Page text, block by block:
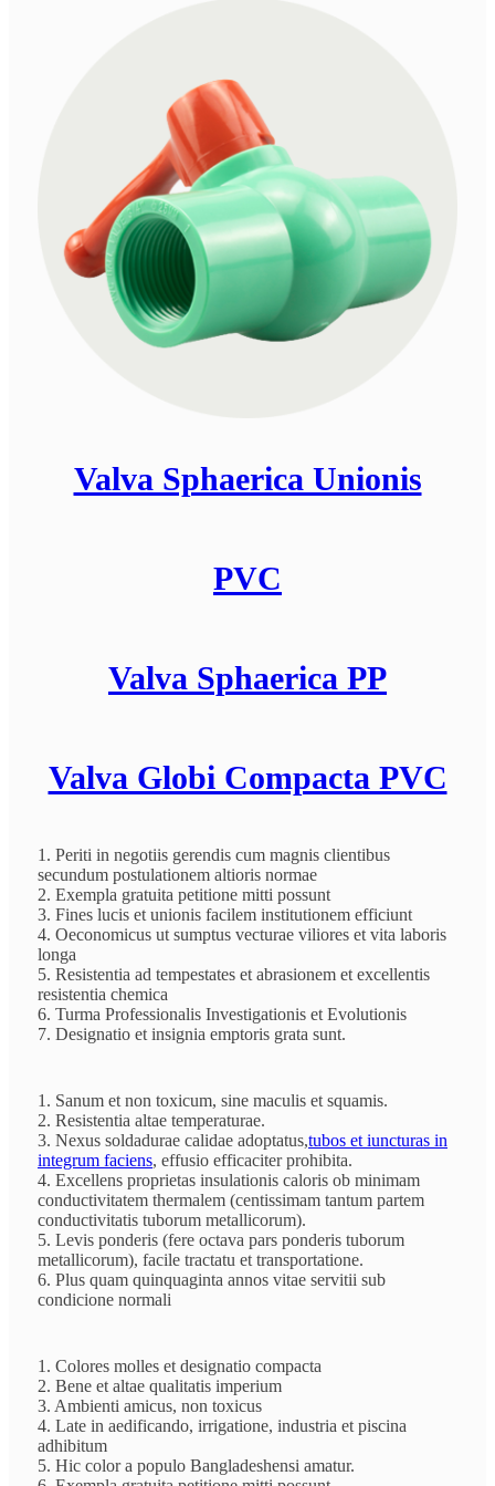
Valva Sphaerica Unionis
PVC
Valva Sphaerica PP
Valva Globi Compacta PVC
1. Periti in negotiis gerendis cum magnis clientibus
secundum postulationem altioris normae
2. Exempla gratuita petitione mitti possunt
3. Fines lucis et unionis facilem institutionem efficiunt
4. Oeconomicus ut sumptus vecturae viliores et vita laboris
longa
5. Resistentia ad tempestates et abrasionem et excellentis
resistentia chemica
6. Turma Professionalis Investigationis et Evolutionis
7. Designatio et insignia emptoris grata sunt.
1. Sanum et non toxicum, sine maculis et squamis.
2. Resistentia altae temperaturae.
3. Nexus soldadurae calidae adoptatus,tubos et iuncturas in
integrum faciens, effusio efficaciter prohibita.
4. Excellens proprietas insulationis caloris ob minimam
conductivitatem thermalem (centissimam tantum partem
conductivitatis tuborum metallicorum).
5. Levis ponderis (fere octava pars ponderis tuborum
metallicorum), facile tractatu et transportatione.
6. Plus quam quinquaginta annos vitae servitii sub
condicione normali
1. Colores molles et designatio compacta
2. Bene et altae qualitatis imperium
3. Ambienti amicus, non toxicus
4. Late in aedificando, irrigatione, industria et piscina
adhibitum
5. Hic color a populo Bangladeshensi amatur.